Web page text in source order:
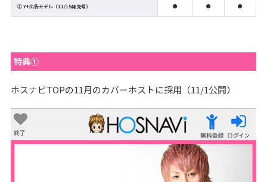
③ Y+広告モデル（11/15発売号） ● ● ●
特典①
ホスナビTOPの11月のカバーホストに採用（11/1公開）